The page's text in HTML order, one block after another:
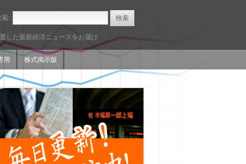
した最新経済ニュースをお届け
用 株式掲示版
索: